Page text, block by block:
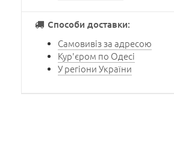
Способи доставки:
Самовивіз за адресою
Кур'єром по Одесі
У регіони України